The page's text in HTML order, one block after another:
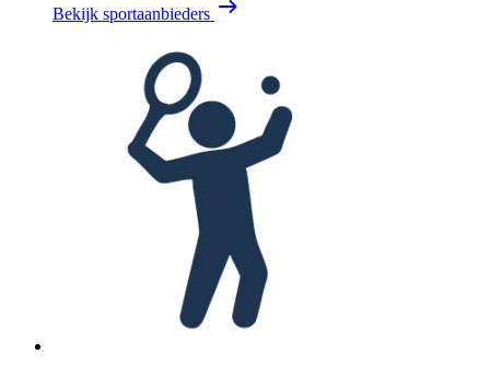
Bekijk sportaanbieders